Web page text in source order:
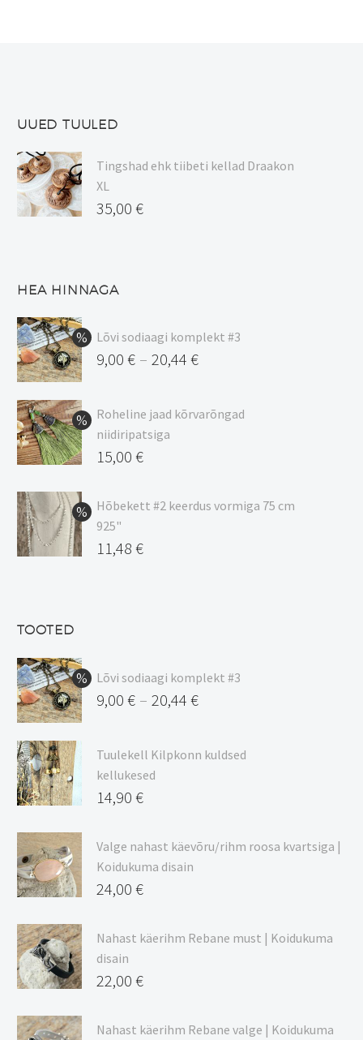
UUED TUULED
Tingshad ehk tiibeti kellad Draakon
XL
35,00 €
HEA HINNAGA
Lõvi sodiaagi komplekt #3
9,00 € – 20,44 €
9,00 €
kuni
20,44 €
Roheline jaad kõrvarõngad
niidiripatsiga
Algne
oli:
17,00 €.
15,00 €
hind
on:
15,00 €.
Hõbekett #2 keerdus vormiga 75 cm
925"
Algne
11,48 €
TOOTED
Lõvi sodiaagi komplekt #3
9,00 € – 20,44 €
9,00 €
kuni
20,44 €
Tuulekell Kilpkonn kuldsed
kellukesed
14,90 €
Valge nahast käevõru/rihm roosa kvartsiga |
Koidukuma disain
24,00 €
Nahast käerihm Rebane must | Koidukuma
disain
22,00 €
Nahast käerihm Rebane valge | Koidukuma